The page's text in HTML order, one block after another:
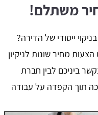
משתלם!
ייסודי של הדירה?
מחיר שונות לניקיון
ביניכם לבין חברת
תוך הקפדה על עבודה